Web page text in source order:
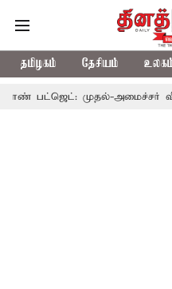
தமிழகம் தேசியம்
முதல்-அமைச்சர் விஜய்